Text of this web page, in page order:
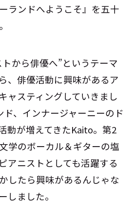
ランドへようこそ』を五十
トから俳優へ”というテーマ
、俳優活動に興味があるア
ャスティングしていきまし
ド、インナージャーニーのド
動が増えてきたKaito。第2
学のボーカル＆ギターの塩
アニストとしても活躍する
したら興味があるんじゃな
しました。